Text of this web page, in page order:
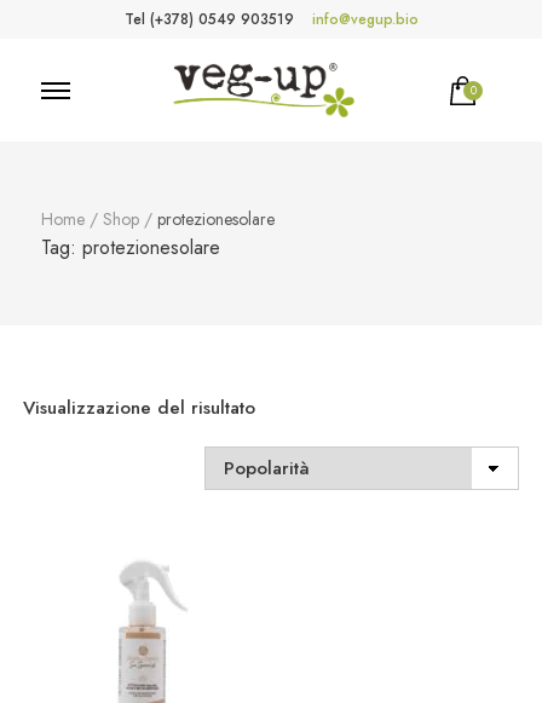
Tel (+378) 0549 903519 info@vegup.bio
0
Home / Shop / protezionesolare
Tag: protezionesolare
Visualizzazione del risultato